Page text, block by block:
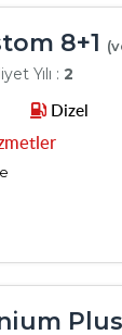
8+1
Yılı : 2
Dizel
Plus